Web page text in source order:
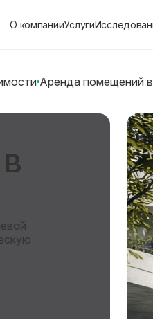
О компанииУслуги
Аренда помещений